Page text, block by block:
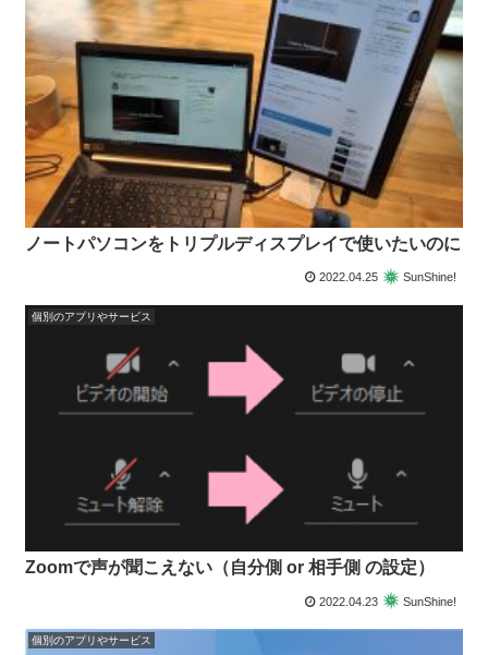
ノートパソコンをトリプルディスプレイで使いたいのに
2022.04.25 SunShine!
個別のアプリやサービス
Zoomで声が聞こえない（自分側 or 相手側 の設定）
2022.04.23 SunShine!
個別のアプリやサービス